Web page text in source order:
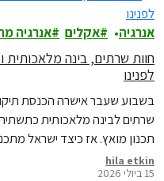
אנרגיה אקלים אנרגיה
חוות שרתים, בינה
לפנינו
בשבוע שעבר אישרה הכנסת
שרתים לבינה מלאכותית
תכנון מואץ. אז כיצד ישראל
מדיון מקצועי בנושא
hila etkin
15 ביולי 2026